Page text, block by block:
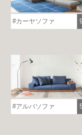
カーヤソファ
アルバソファ